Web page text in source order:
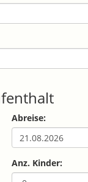
Abreise:
Anz. Kinder: